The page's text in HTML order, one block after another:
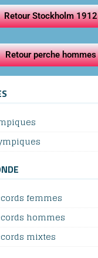
Retour Stockholm 1912
Retour perche hommes
femmes
hommes
mixtes